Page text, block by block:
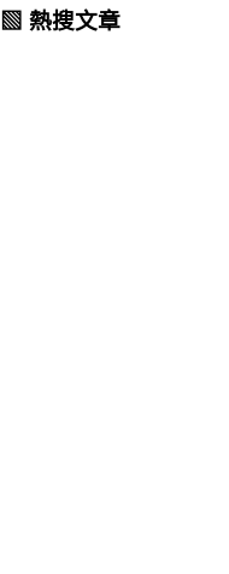
▧ 熱搜文章